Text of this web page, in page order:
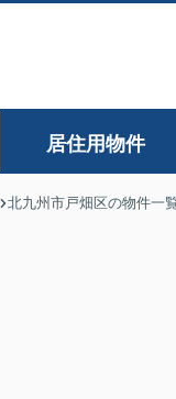
居住用物件
北九州市戸畑区の物件一